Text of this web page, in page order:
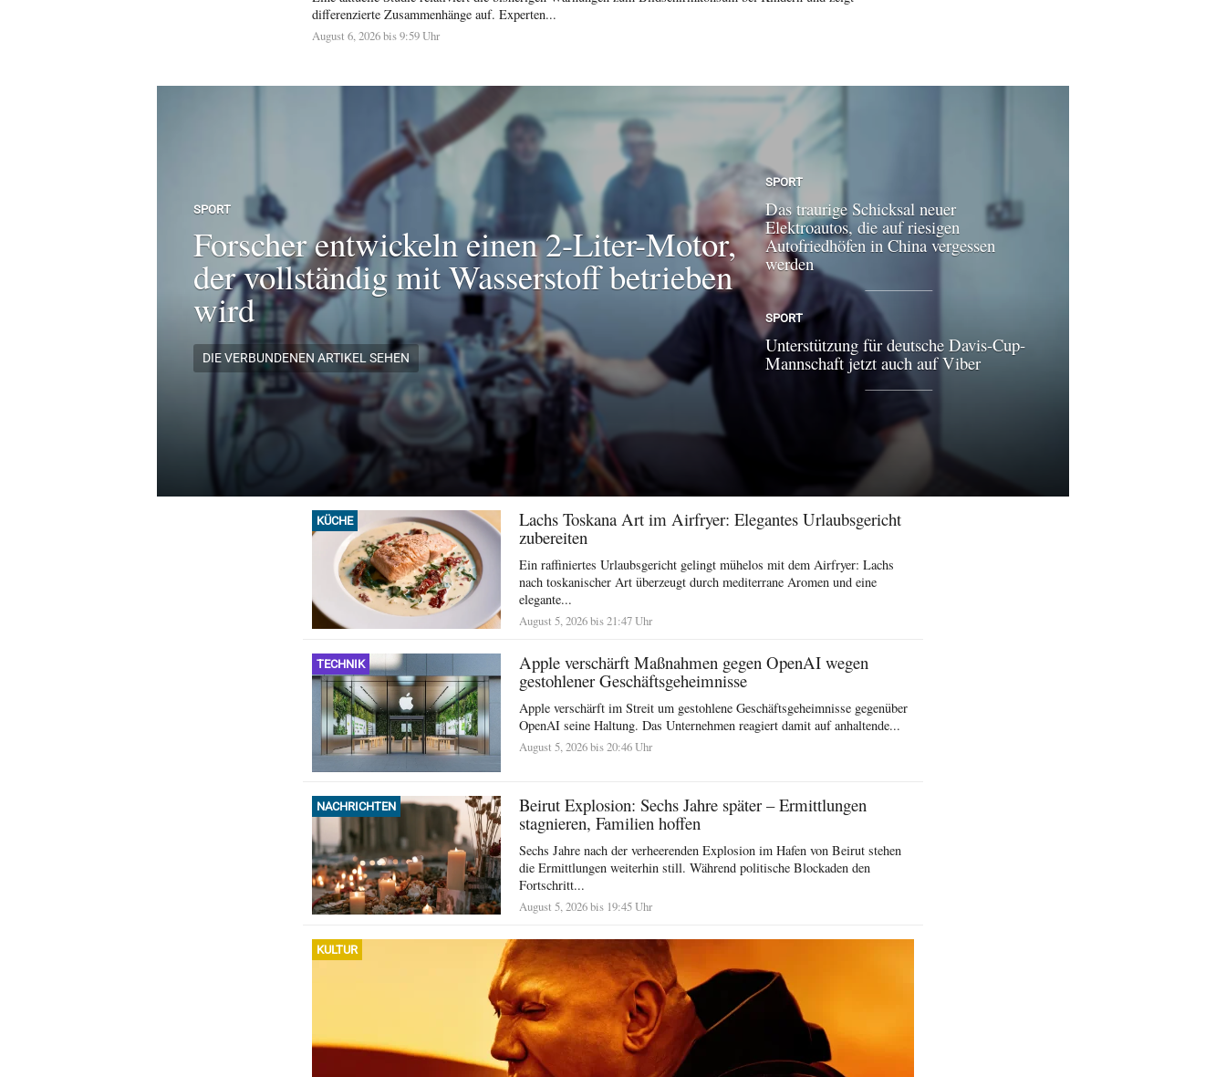
differenzierte Zusammenhänge auf. Experten...
August 6, 2026 bis 9:59 Uhr
SPORT
Forscher entwickeln einen 2-Liter-Motor,
der vollständig mit Wasserstoff betrieben
wird
DIE VERBUNDENEN ARTIKEL SEHEN
SPORT
Das traurige Schicksal neuer
Elektroautos, die auf riesigen
Autofriedhöfen in China vergessen
werden
SPORT
Unterstützung für deutsche Davis-Cup-
Mannschaft jetzt auch auf Viber
KÜCHE
Lachs Toskana Art im Airfryer: Elegantes Urlaubsgericht
zubereiten
Ein raffiniertes Urlaubsgericht gelingt mühelos mit dem Airfryer: Lachs
nach toskanischer Art überzeugt durch mediterrane Aromen und eine
elegante...
August 5, 2026 bis 21:47 Uhr
TECHNIK
Apple verschärft Maßnahmen gegen OpenAI wegen
gestohlener Geschäftsgeheimnisse
Apple verschärft im Streit um gestohlene Geschäftsgeheimnisse gegenüber
OpenAI seine Haltung. Das Unternehmen reagiert damit auf anhaltende...
August 5, 2026 bis 20:46 Uhr
NACHRICHTEN
Beirut Explosion: Sechs Jahre später – Ermittlungen
stagnieren, Familien hoffen
Sechs Jahre nach der verheerenden Explosion im Hafen von Beirut stehen
die Ermittlungen weiterhin still. Während politische Blockaden den
Fortschritt...
August 5, 2026 bis 19:45 Uhr
KULTUR